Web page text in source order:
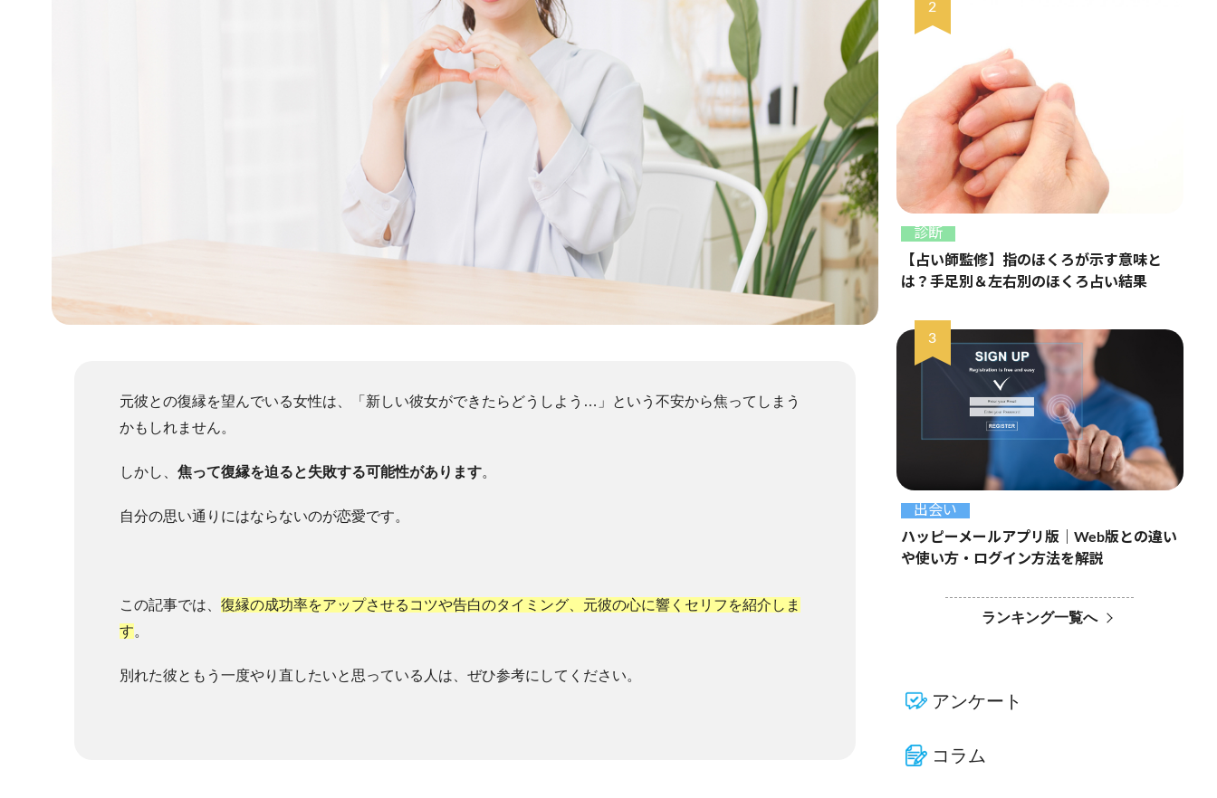
元彼との復縁を望んでいる女性は、「新しい彼女ができたらどうしよう…」という不安から焦ってしまう
かもしれません。
しかし、 焦って復縁を迫ると失敗する可能性があります。
自分の思い通りにはならないのが恋愛です。
この記事では、 復縁の成功率をアップさせるコツや告白のタイミング、元彼の心に響くセリフを紹介しま
す。
別れた彼ともう一度やり直したいと思っている人は、ぜひ参考にしてください。
診断
【占い師監修】指のほくろが示す意味と
は？手足別＆左右別のほくろ占い結果
出会い
ハッピーメールアプリ版｜Web版との違い
や使い方・ログイン方法を解説
ランキング一覧へ
アンケート
コラム